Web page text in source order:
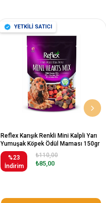
Reflex Karışık Renkli Mini Kalpli Yarı
Yumuşak Köpek Ödül Maması 150gr
%23
İndirim
₺85,00
₺110,00
YETKİLİ SATICI